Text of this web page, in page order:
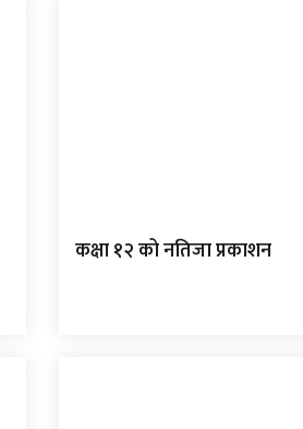
कक्षा १२ को नतिजा प्रकाशन